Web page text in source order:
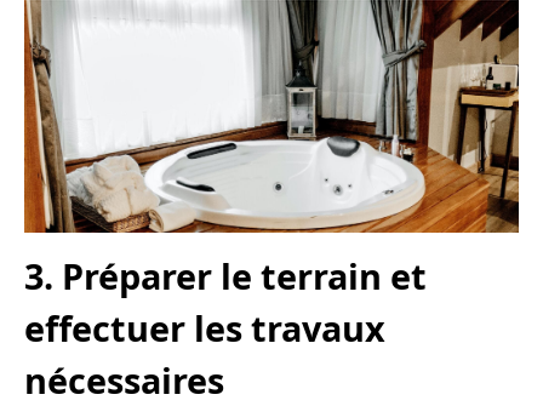
3. Préparer le terrain et
effectuer les travaux
nécessaires